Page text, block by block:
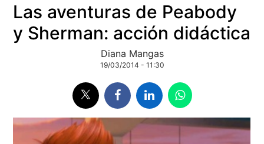
Las aventuras de Peabody
y Sherman: acción didáctica
Diana Mangas
19/03/2014 - 11:30